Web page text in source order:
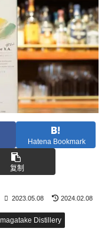
Hatena Bookmark
复制
2023.05.08 2024.02.08
Distillery